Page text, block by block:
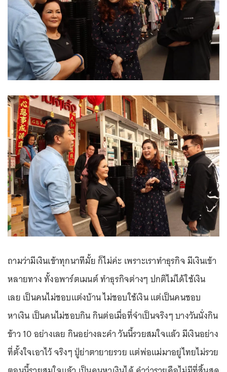
ถามว่ามีเงินเข้าทุกนาทีมั้ย ก็ไม่ค่ะ เพราะเราทำธุรกิจ มีเงินเข้า
หลายทาง ทั้งอพาร์ตเมนต์ ทำธุรกิจต่างๆ ปกติไม่ได้ใช้เงิน
เลย เป็นคนไม่ชอบแต่งบ้าน ไม่ชอบใช้เงิน แต่เป็นคนชอบ
หาเงิน เป็นคนไม่ชอบกิน กินต่อเมื่อที่จำเป็นจริงๆ บางวันนั่งกิน
ข้าว 10 อย่างเลย กินอย่างละคำ วันนี้รวยสมใจแล้ว มีเงินอย่าง
ที่ตั้งใจเอาไว้ จริงๆ ปู่ย่าตายายรวย แต่พ่อแม่มาอยู่ไทยไม่รวย